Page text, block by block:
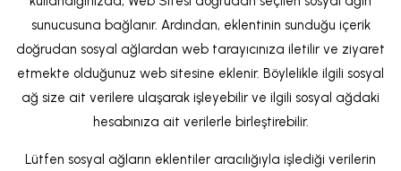
sunucusuna bağlanır. Ardından, eklentinin sunduğu içerik
doğrudan sosyal ağlardan web tarayıcınıza iletilir ve ziyaret
etmekte olduğunuz web sitesine eklenir. Böylelikle ilgili sosyal
ağ size ait verilere ulaşarak işleyebilir ve ilgili sosyal ağdaki
hesabınıza ait verilerle birleştirebilir.
Lütfen sosyal ağların eklentiler aracılığıyla işlediği verilerin